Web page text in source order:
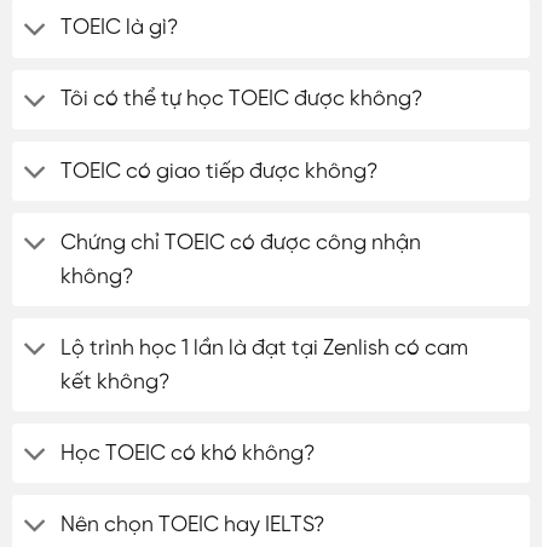
TOEIC là gì?
Tôi có thể tự học TOEIC được không?
TOEIC có giao tiếp được không?
Chứng chỉ TOEIC có được công nhận
không?
Lộ trình học 1 lần là đạt tại Zenlish có cam
kết không?
Học TOEIC có khó không?
Nên chọn TOEIC hay IELTS?